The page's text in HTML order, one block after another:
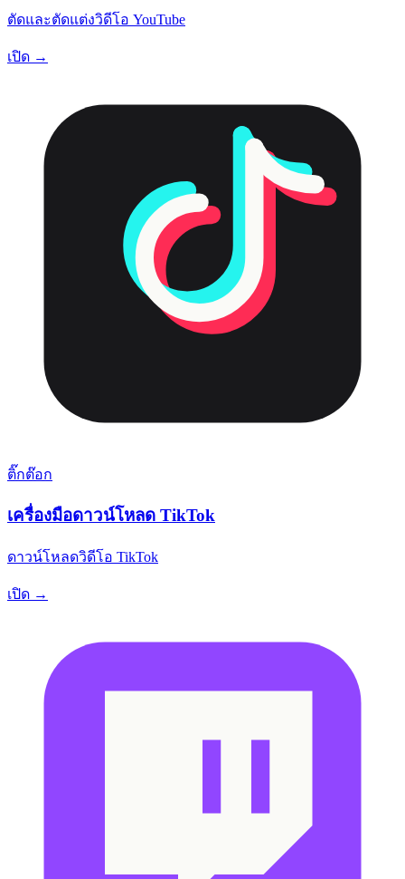
ตัดและตัดแต่งวิดีโอ YouTube
เปิด →
ติ๊กต๊อก
เครื่องมือดาวน์โหลด TikTok
ดาวน์โหลดวิดีโอ TikTok
เปิด →